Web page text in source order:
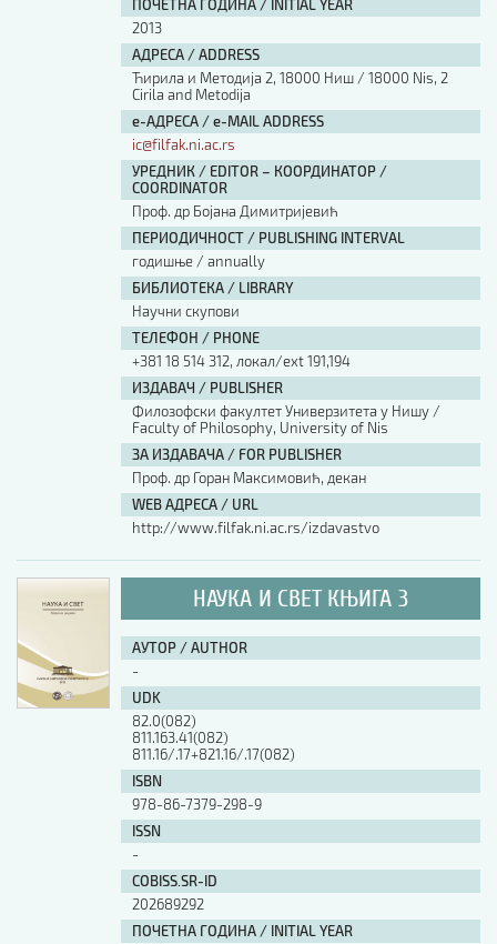
ПОЧЕТНА ГОДИНА / INITIAL YEAR
2013
АДРЕСА / ADDRESS
Ћирила и Методија 2, 18000 Ниш / 18000 Nis, 2
Cirila and Metodija
е-АДРЕСА / e-MAIL ADDRESS
ic@filfak.ni.ac.rs
УРЕДНИК / EDITOR – КООРДИНАТОР /
COORDINATOR
Проф. др Бојана Димитријевић
ПЕРИОДИЧНОСТ / PUBLISHING INTERVAL
годишње / annually
БИБЛИОТЕКА / LIBRARY
Научни скупови
ТЕЛЕФОН / PHONE
+381 18 514 312, локал/ext 191,194
ИЗДАВАЧ / PUBLISHER
Филозофски факултет Универзитета у Нишу /
Faculty of Philosophy, University of Nis
ЗА ИЗДАВАЧА / FOR PUBLISHER
Проф. др Горан Максимовић, декан
WEB АДРЕСА / URL
http://www.filfak.ni.ac.rs/izdavastvo
НАУКА И СВЕТ КЊИГА 3
АУТОР / AUTHOR
-
UDK
82.0(082)
811.163.41(082)
811.16/.17+821.16/.17(082)
ISBN
978-86-7379-298-9
ISSN
-
COBISS.SR-ID
202689292
ПОЧЕТНА ГОДИНА / INITIAL YEAR